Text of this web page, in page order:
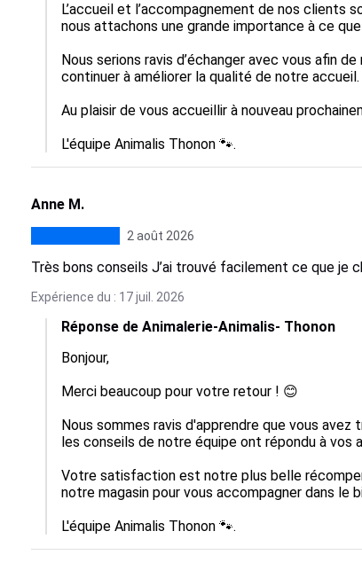
L’accueil et l’accompagnement de nos clients
nous attachons une grande importance à ce
Nous serions ravis d’échanger avec vous afin
continuer à améliorer la qualité de notre accueil.
Au plaisir de vous accueillir à nouveau
L'équipe Animalis Thonon 🐾.
Anne M.
2 août 2026
Très bons conseils J’ai trouvé facilement ce que je
Expérience du : 17 juil. 2026
Réponse de Animalerie-Animalis- Thonon
Bonjour,
Merci beaucoup pour votre retour ! 😊
Nous sommes ravis d'apprendre que vous
les conseils de notre équipe ont répondu à vos
Votre satisfaction est notre plus belle
notre magasin pour vous accompagner dans le
L'équipe Animalis Thonon 🐾.